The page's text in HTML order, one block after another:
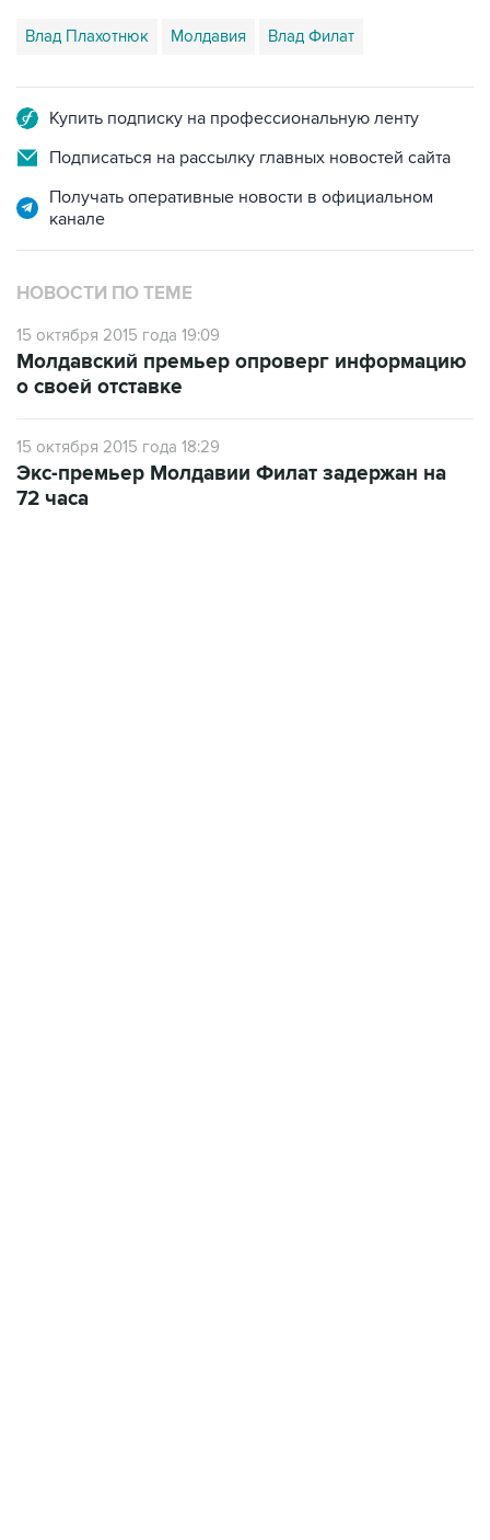
Влад Плахотнюк Молдавия Влад Филат
Купить подписку на профессиональную ленту
Подписаться на рассылку главных новостей сайта
Получать оперативные новости в официальном
канале
НОВОСТИ ПО ТЕМЕ
15 октября 2015 года 19:09
Молдавский премьер опроверг информацию
о своей отставке
15 октября 2015 года 18:29
Экс-премьер Молдавии Филат задержан на
72 часа